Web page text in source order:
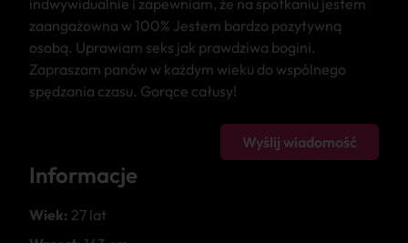
indwywidualnie i zapewniam, że na spotkaniu jestem
zaangażowna w 100% Jestem bardzo pozytywną
osobą. Uprawiam seks jak prawdziwa bogini.
Zapraszam panów w każdym wieku do wspólnego
spędzania czasu. Gorące całusy!
Wyślij wiadomość
Informacje
Wiek: 27 lat